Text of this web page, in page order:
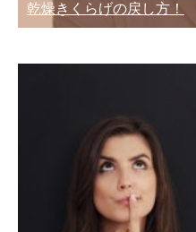
乾燥きくらげの戻し方！